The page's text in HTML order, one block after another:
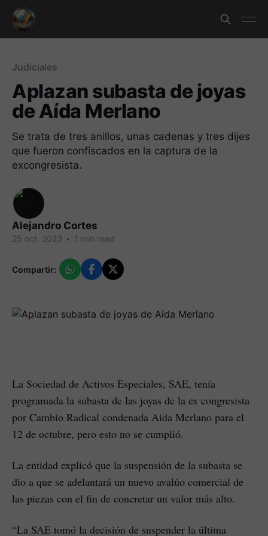
Judiciales
Aplazan subasta de joyas
de Aída Merlano
Se trata de tres anillos, unas cadenas y tres dijes
que fueron confiscados en la captura de la
excongresista.
Alejandro Cortes
25 oct. 2023 • 1 min read
Compartir:
La Sociedad de Activos Especiales, SAE, tenía
programada la subasta de las joyas de la ex congresista
por Cambio Radical condenada Aida Merlano para el
12 de octubre, pero esto no se cumplió.
La entidad explicó que la suspensión de la subasta se
dio a que se adelantará un nuevo avalúo comercial de
las piezas con el fin de concretar un valor más alto.
“La SAE tomó la decisión de suspender la última